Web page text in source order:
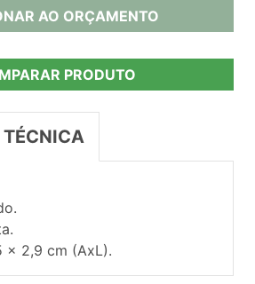
AO ORÇAMENTO
PRODUTO
x 2,9 cm (AxL).